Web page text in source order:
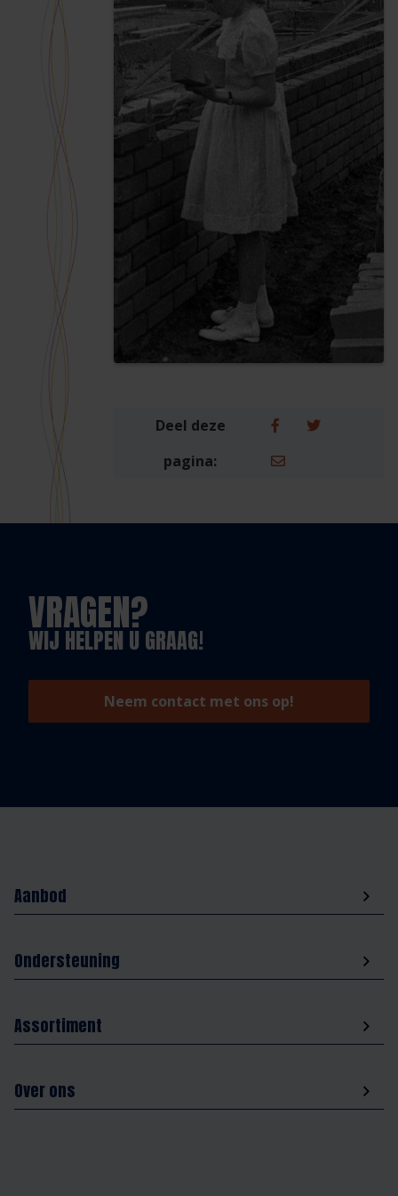
Deel deze
pagina:
VRAGEN?
WIJ HELPEN U GRAAG!
Neem contact met ons op!
Aanbod
Ondersteuning
Assortiment
Over ons